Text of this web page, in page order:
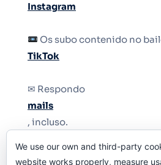
Instagram
Os subo contenido no
TikTok
✉ Respondo
mails
, incluso.
Y si una persona no puede
We use our own and third-party
website works properly, measure